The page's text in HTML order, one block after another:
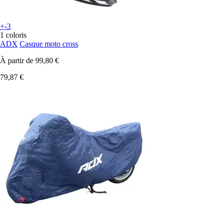
+-3
1 coloris
ADX Casque moto cross
À partir de 99,80 €
79,87 €